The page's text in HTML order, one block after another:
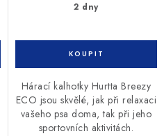
2 dny
Hárací kalhotky Hurtta Breezy
ECO jsou skvělé, jak při relaxaci
vašeho psa doma, tak při jeho
sportovních aktivitách.